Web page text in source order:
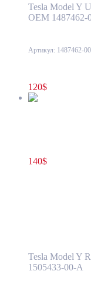
Tesla Model Y
OEM 1487462-
Артикул: 1487462-
120$
140$
Tesla Model Y
1505433-00-A